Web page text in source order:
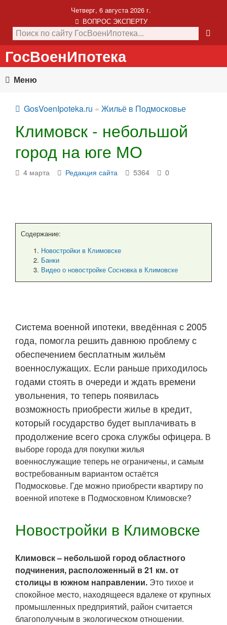
Четверг, 6 августа 2026 г.
ВОПРОС ЭКСПЕРТУ
ГосВоенИпотека
Меню
GosVoenIpoteka.ru « Жильё в Подмосковье
Климовск - небольшой
город на юге МО
4 марта Редакция сайта 5364 0
Содержание:
Новостройки в Климовске
Банки
Видео о новостройке Сосновка в Климовске
Система военной ипотеки, введённая с 2005
года, помогла решить давнюю проблему с
обеспечением бесплатным жильём
военнослужащих. Если раньше приходилось
годами стоять в очереди и ждать времени
увольнения, то теперь появилась
возможность приобрести жилье в кредит,
который государство будет выплачивать в
продолжение всего срока службы офицера. В
выборе города для покупки жилья
военнослужащие теперь не ограничены, и самым
востребованным вариантом остаётся
Подмосковье. Где можно приобрести квартиру по
военной ипотеке в Подмосковном Климовске?
Новостройки в Климовске
Климовск – небольшой город областного
подчинения, расположенный в 21 км. от
столицы в южном направлении. Это тихое и
спокойное место, находящееся вдалеке от крупных
промышленных предприятий, район считается
благополучным в экологическом отношении.